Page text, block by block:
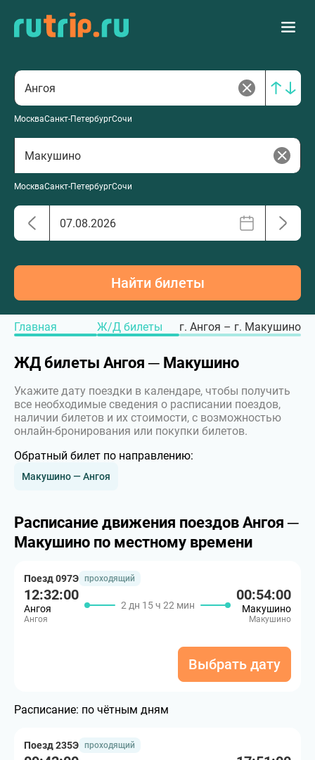
МоскваСанкт-ПетербургСочи
МоскваСанкт-ПетербургСочи
Найти билеты
Главная Ж/Д билеты г. Ангоя – г. Макушино
ЖД билеты Ангоя ─ Макушино
Укажите дату поездки в календаре, чтобы получить
все необходимые сведения о расписании поездов,
наличии билетов и их стоимости, с возможностью
онлайн-бронирования или покупки билетов.
Обратный билет по направлению:
Макушино — Ангоя
Расписание движения поездов Ангоя ─
Макушино по местному времени
Поезд 097Э проходящий
12:32:00
Ангоя
Ангоя
2 дн 15 ч 22 мин
00:54:00
Макушино
Макушино
Выбрать дату
Расписание: по чётным дням
Поезд 235Э проходящий